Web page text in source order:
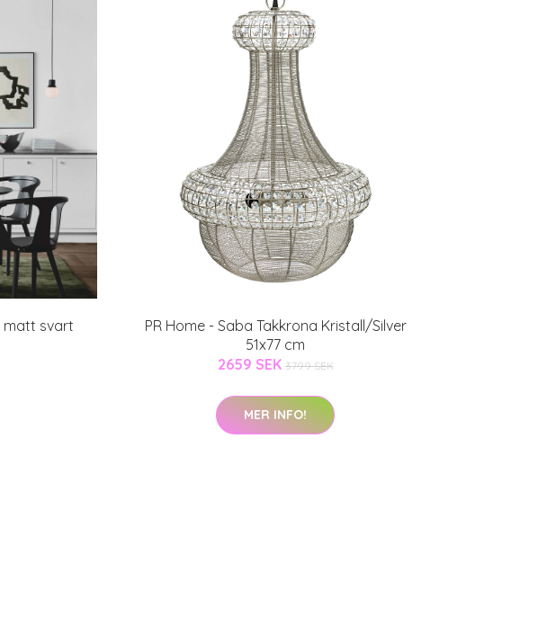
matt svart
PR Home - Saba Takkrona Kristall/Silver
51x77 cm
2659 SEK 3799 SEK
MER INFO!